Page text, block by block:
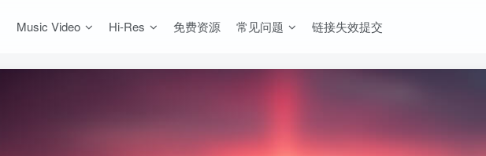
Music Video Hi-Res 免费资源 常见问题 链接失效提交